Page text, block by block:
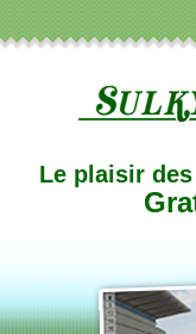
Le plaisir